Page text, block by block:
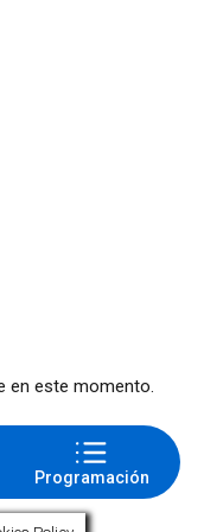
en este momento.
Programación